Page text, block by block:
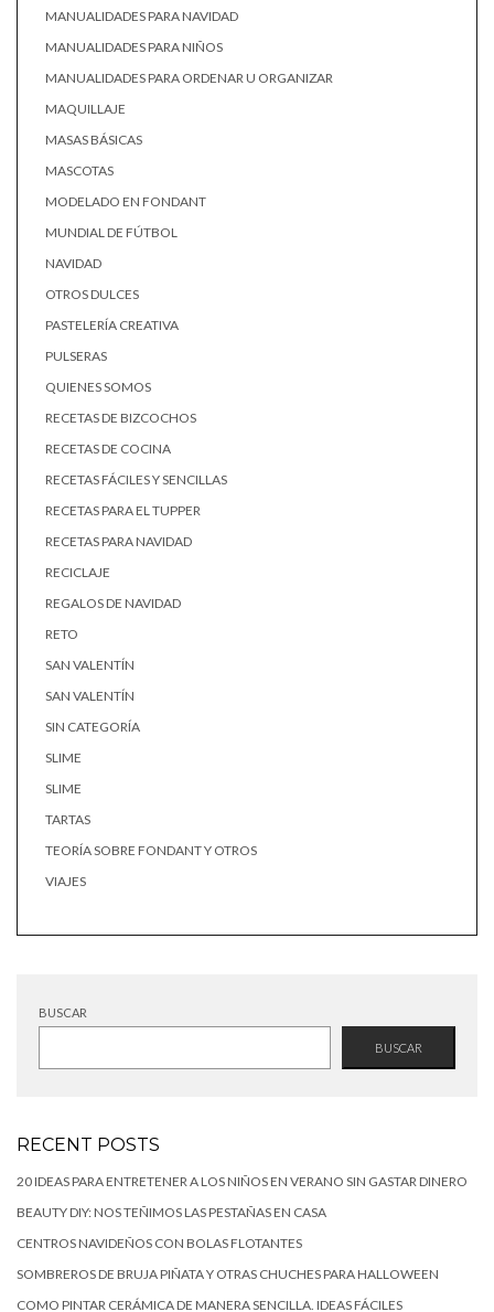
MANUALIDADES PARA NAVIDAD
MANUALIDADES PARA NIÑOS
MANUALIDADES PARA ORDENAR U ORGANIZAR
MAQUILLAJE
MASAS BÁSICAS
MASCOTAS
MODELADO EN FONDANT
MUNDIAL DE FÚTBOL
NAVIDAD
OTROS DULCES
PASTELERÍA CREATIVA
PULSERAS
QUIENES SOMOS
RECETAS DE BIZCOCHOS
RECETAS DE COCINA
RECETAS FÁCILES Y SENCILLAS
RECETAS PARA EL TUPPER
RECETAS PARA NAVIDAD
RECICLAJE
REGALOS DE NAVIDAD
RETO
SAN VALENTÍN
SAN VALENTÍN
SIN CATEGORÍA
SLIME
SLIME
TARTAS
TEORÍA SOBRE FONDANT Y OTROS
VIAJES
BUSCAR
BUSCAR
RECENT POSTS
20 IDEAS PARA ENTRETENER A LOS NIÑOS EN VERANO SIN GASTAR DINERO
BEAUTY DIY: NOS TEÑIMOS LAS PESTAÑAS EN CASA
CENTROS NAVIDEÑOS CON BOLAS FLOTANTES
SOMBREROS DE BRUJA PIÑATA Y OTRAS CHUCHES PARA HALLOWEEN
COMO PINTAR CERÁMICA DE MANERA SENCILLA. IDEAS FÁCILES